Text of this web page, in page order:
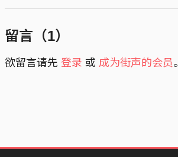
Co-produced: KitLo@逆流,
Who said he love us
Who said he is always protecting
留言（1）
欲留言请先 登录 或 成为街声的会员。